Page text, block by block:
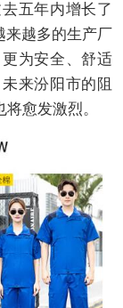
五年内增长了
来越多的生产厂
为安全、舒适
来汾阳市的阻
愈发激烈。